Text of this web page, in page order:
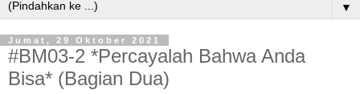
▼
Jumat, 29 Oktober 2021
#BM03-2 *Percayalah Bahwa Anda
Bisa* (Bagian Dua)